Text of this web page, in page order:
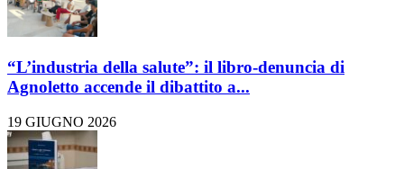
“L’industria della salute”: il libro-denuncia di
Agnoletto accende il dibattito a...
19 GIUGNO 2026